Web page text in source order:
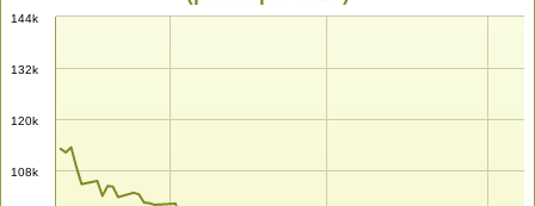
108k
120k
132k
144k